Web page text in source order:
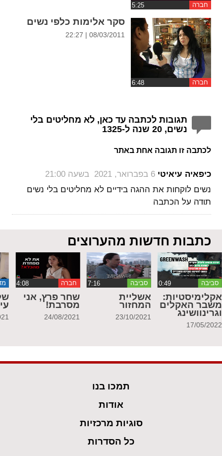
חברה
חברה
סקר אלימות כלפי נשים
08/03/2011 | 22:27
תגובות לכתבה עד כאן, לא מחליטים בלי
נשים, 20 שנה ל-1325
לכתבה זו תגובה אחת באתר
כיפאיה עיאיטי ‏6 בפברואר, 2021 בשעה 21:00
נשים לוקחות את ההגה בידיים לא מחליטים בלי נשים
תודה על הכתבה
כתבות חדשות מהערוצים
סביבה
אקלימיסטיות:
משבר האקלים
וגרינוושינג
17/05/2022
סביבה ‏7:16
אשליית
המחזור
23/10/2021
חברה
שחר פרץ, אני
מסרבת!
24/08/2021
תמכו בנו
אודות
סוגיות מרכזיות
כל הסדרות